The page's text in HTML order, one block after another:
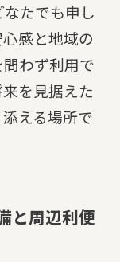
たでも申し
感と地域の
わず利用で
を見据えた
える場所で
と周辺利便